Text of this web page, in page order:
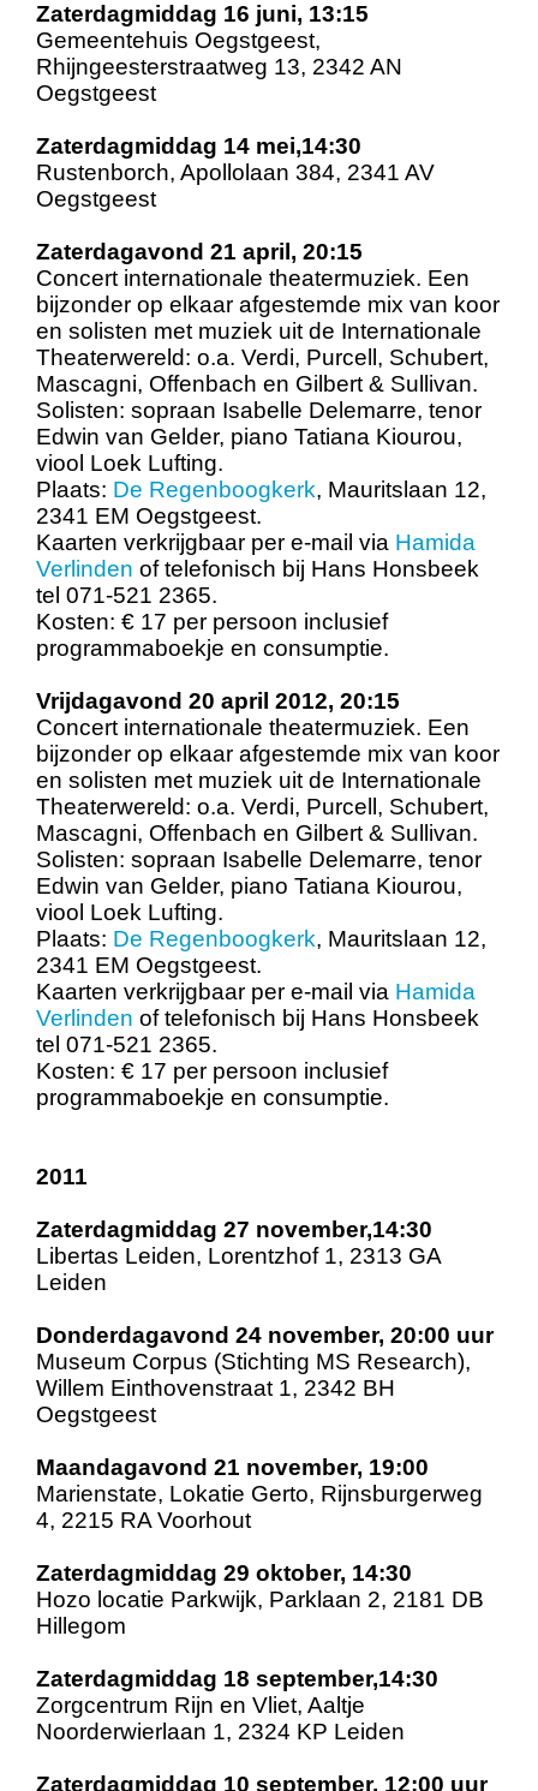
Zaterdagmiddag 16 juni, 13:15
Gemeentehuis Oegstgeest,
Rhijngeesterstraatweg 13, 2342 AN
Oegstgeest
Zaterdagmiddag 14 mei,14:30
Rustenborch, Apollolaan 384, 2341 AV
Oegstgeest
Zaterdagavond 21 april, 20:15
Concert internationale theatermuziek. Een
bijzonder op elkaar afgestemde mix van koor
en solisten met muziek uit de Internationale
Theaterwereld: o.a. Verdi, Purcell, Schubert,
Mascagni, Offenbach en Gilbert & Sullivan.
Solisten: sopraan Isabelle Delemarre, tenor
Edwin van Gelder, piano Tatiana Kiourou,
viool Loek Lufting.
Plaats: De Regenboogkerk, Mauritslaan 12,
2341 EM Oegstgeest.
Kaarten verkrijgbaar per e-mail via Hamida
Verlinden of telefonisch bij Hans Honsbeek
tel 071-521 2365.
Kosten: € 17 per persoon inclusief
programmaboekje en consumptie.
Vrijdagavond 20 april 2012, 20:15
Concert internationale theatermuziek. Een
bijzonder op elkaar afgestemde mix van koor
en solisten met muziek uit de Internationale
Theaterwereld: o.a. Verdi, Purcell, Schubert,
Mascagni, Offenbach en Gilbert & Sullivan.
Solisten: sopraan Isabelle Delemarre, tenor
Edwin van Gelder, piano Tatiana Kiourou,
viool Loek Lufting.
Plaats: De Regenboogkerk, Mauritslaan 12,
2341 EM Oegstgeest.
Kaarten verkrijgbaar per e-mail via Hamida
Verlinden of telefonisch bij Hans Honsbeek
tel 071-521 2365.
Kosten: € 17 per persoon inclusief
programmaboekje en consumptie.
2011
Zaterdagmiddag 27 november,14:30
Libertas Leiden, Lorentzhof 1, 2313 GA
Leiden
Donderdagavond 24 november, 20:00 uur
Museum Corpus (Stichting MS Research),
Willem Einthovenstraat 1, 2342 BH
Oegstgeest
Maandagavond 21 november, 19:00
Marienstate, Lokatie Gerto, Rijnsburgerweg
4, 2215 RA Voorhout
Zaterdagmiddag 29 oktober, 14:30
Hozo locatie Parkwijk, Parklaan 2, 2181 DB
Hillegom
Zaterdagmiddag 18 september,14:30
Zorgcentrum Rijn en Vliet, Aaltje
Noorderwierlaan 1, 2324 KP Leiden
Zaterdagmiddag 10 september, 12:00 uur